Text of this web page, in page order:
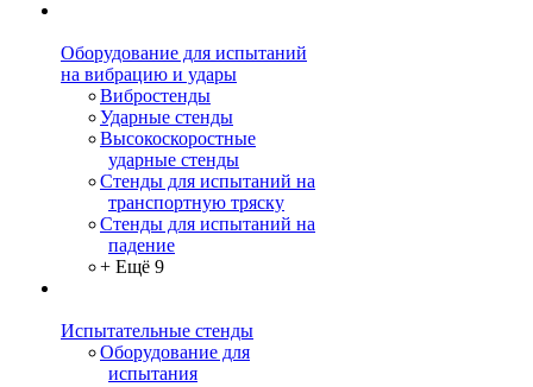
Оборудование для испытаний
на вибрацию и удары
Вибростенды
Ударные стенды
Высокоскоростные
ударные стенды
Стенды для испытаний на
транспортную тряску
Стенды для испытаний на
падение
+ Ещё 9
Испытательные стенды
Оборудование для
испытания